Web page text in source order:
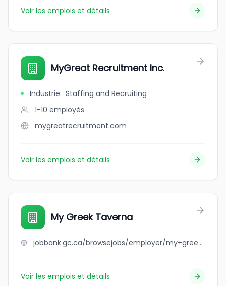
Voir les emplois et détails
MyGreat Recruitment Inc.
Industrie: Staffing and Recruiting
1-10 employés
mygreatrecruitment.com
Voir les emplois et détails
My Greek Taverna
jobbank.gc.ca/browsejobs/employer/my+greek+taverna/ca
Voir les emplois et détails